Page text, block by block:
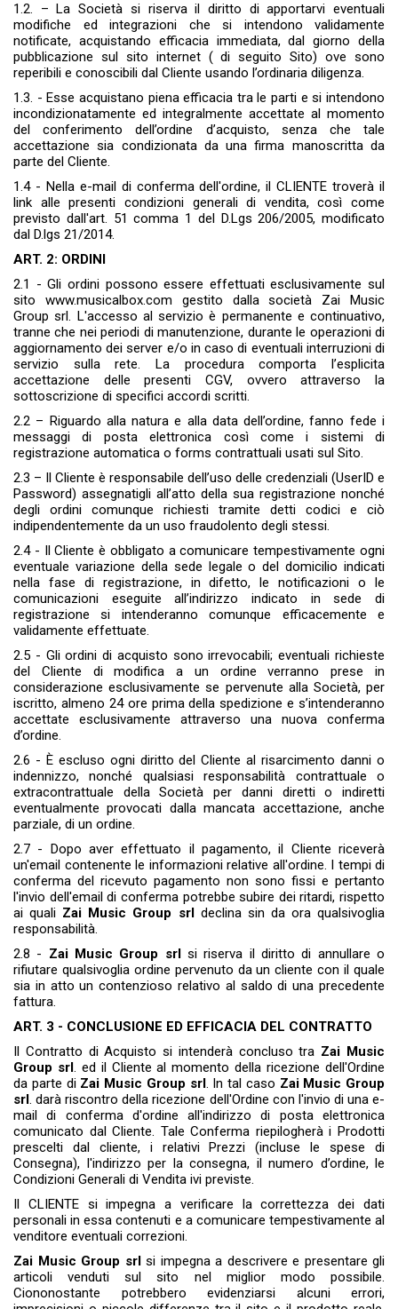
1.2. – La Società si riserva il diritto di apportarvi eventuali
modifiche ed integrazioni che si intendono validamente
notificate, acquistando efficacia immediata, dal giorno della
pubblicazione sul sito internet ( di seguito Sito) ove sono
reperibili e conoscibili dal Cliente usando l’ordinaria diligenza.
1.3. - Esse acquistano piena efficacia tra le parti e si intendono
incondizionatamente ed integralmente accettate al momento
del conferimento dell’ordine d’acquisto, senza che tale
accettazione sia condizionata da una firma manoscritta da
parte del Cliente.
1.4 - Nella e-mail di conferma dell'ordine, il CLIENTE troverà il
link alle presenti condizioni generali di vendita, così come
previsto dall'art. 51 comma 1 del D.Lgs 206/2005, modificato
dal D.lgs 21/2014.
ART. 2: ORDINI
2.1 - Gli ordini possono essere effettuati esclusivamente sul
sito www.musicalbox.com gestito dalla società Zai Music
Group srl. L'accesso al servizio è permanente e continuativo,
tranne che nei periodi di manutenzione, durante le operazioni di
aggiornamento dei server e/o in caso di eventuali interruzioni di
servizio sulla rete. La procedura comporta l’esplicita
accettazione delle presenti CGV, ovvero attraverso la
sottoscrizione di specifici accordi scritti.
2.2 – Riguardo alla natura e alla data dell’ordine, fanno fede i
messaggi di posta elettronica così come i sistemi di
registrazione automatica o forms contrattuali usati sul Sito.
2.3 – Il Cliente è responsabile dell’uso delle credenziali (UserID e
Password) assegnatigli all’atto della sua registrazione nonché
degli ordini comunque richiesti tramite detti codici e ciò
indipendentemente da un uso fraudolento degli stessi.
2.4 - Il Cliente è obbligato a comunicare tempestivamente ogni
eventuale variazione della sede legale o del domicilio indicati
nella fase di registrazione, in difetto, le notificazioni o le
comunicazioni eseguite all’indirizzo indicato in sede di
registrazione si intenderanno comunque efficacemente e
validamente effettuate.
2.5 - Gli ordini di acquisto sono irrevocabili; eventuali richieste
del Cliente di modifica a un ordine verranno prese in
considerazione esclusivamente se pervenute alla Società, per
iscritto, almeno 24 ore prima della spedizione e s’intenderanno
accettate esclusivamente attraverso una nuova conferma
d’ordine.
2.6 - È escluso ogni diritto del Cliente al risarcimento danni o
indennizzo, nonché qualsiasi responsabilità contrattuale o
extracontrattuale della Società per danni diretti o indiretti
eventualmente provocati dalla mancata accettazione, anche
parziale, di un ordine.
2.7 - Dopo aver effettuato il pagamento, il Cliente riceverà
un'email contenente le informazioni relative all'ordine. I tempi di
conferma del ricevuto pagamento non sono fissi e pertanto
l'invio dell'email di conferma potrebbe subire dei ritardi, rispetto
ai quali Zai Music Group srldeclina sin da ora qualsivoglia
responsabilità.
2.8 - Zai Music Group srlsi riserva il diritto di annullare o
rifiutare qualsivoglia ordine pervenuto da un cliente con il quale
sia in atto un contenzioso relativo al saldo di una precedente
fattura.
ART. 3 - CONCLUSIONE ED EFFICACIA DEL CONTRATTO
Il Contratto di Acquisto si intenderà concluso tra Zai Music
Group srl. ed il Cliente al momento della ricezione dell'Ordine
da parte di Zai Music Group srl. In tal caso Zai Music Group
srl. darà riscontro della ricezione dell'Ordine con l'invio di una e-
mail di conferma d'ordine all'indirizzo di posta elettronica
comunicato dal Cliente. Tale Conferma riepilogherà i Prodotti
prescelti dal cliente, i relativi Prezzi (incluse le spese di
Consegna), l'indirizzo per la consegna, il numero d’ordine, le
Condizioni Generali di Vendita ivi previste.
Il CLIENTE si impegna a verificare la correttezza dei dati
personali in essa contenuti e a comunicare tempestivamente al
venditore eventuali correzioni.
Zai Music Group srlsi impegna a descrivere e presentare gli
articoli venduti sul sito nel miglior modo possibile.
Ciononostante potrebbero evidenziarsi alcuni errori,